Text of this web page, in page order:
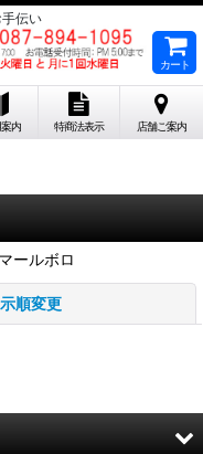
伝い
カート
内 特商法表示 店舗ご案内
ールボロ
順変更